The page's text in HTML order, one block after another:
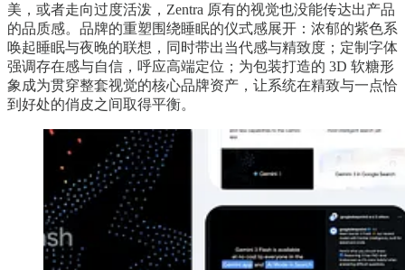
美，或者走向过度活泼，Zentra 原有的视觉也没能传达出产品
的品质感。品牌的重塑围绕睡眠的仪式感展开：浓郁的紫色系
唤起睡眠与夜晚的联想，同时带出当代感与精致度；定制字体
强调存在感与自信，呼应高端定位；为包装打造的 3D 软糖形
象成为贯穿整套视觉的核心品牌资产，让系统在精致与一点恰
到好处的俏皮之间取得平衡。